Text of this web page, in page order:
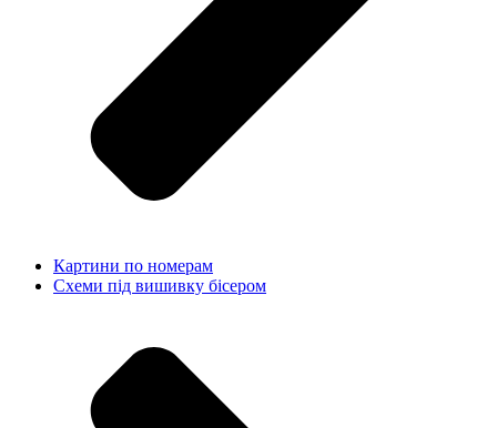
Картини по номерам
Схеми під вишивку бісером